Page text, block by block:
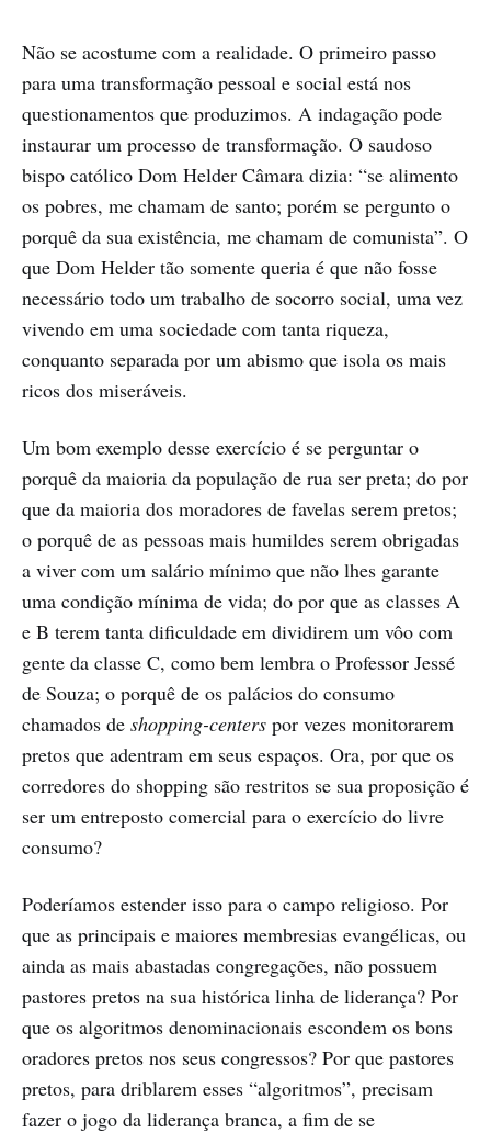
Não se acostume com a realidade. O primeiro passo
para uma transformação pessoal e social está nos
questionamentos que produzimos. A indagação pode
instaurar um processo de transformação. O saudoso
bispo católico Dom Helder Câmara dizia: “se alimento
os pobres, me chamam de santo; porém se pergunto o
porquê da sua existência, me chamam de comunista”. O
que Dom Helder tão somente queria é que não fosse
necessário todo um trabalho de socorro social, uma vez
vivendo em uma sociedade com tanta riqueza,
conquanto separada por um abismo que isola os mais
ricos dos miseráveis.
Um bom exemplo desse exercício é se perguntar o
porquê da maioria da população de rua ser preta; do por
que da maioria dos moradores de favelas serem pretos;
o porquê de as pessoas mais humildes serem obrigadas
a viver com um salário mínimo que não lhes garante
uma condição mínima de vida; do por que as classes A
e B terem tanta dificuldade em dividirem um vôo com
gente da classe C, como bem lembra o Professor Jessé
de Souza; o porquê de os palácios do consumo
chamados de shopping-centers por vezes monitorarem
pretos que adentram em seus espaços. Ora, por que os
corredores do shopping são restritos se sua proposição é
ser um entreposto comercial para o exercício do livre
consumo?
Poderíamos estender isso para o campo religioso. Por
que as principais e maiores membresias evangélicas, ou
ainda as mais abastadas congregações, não possuem
pastores pretos na sua histórica linha de liderança? Por
que os algoritmos denominacionais escondem os bons
oradores pretos nos seus congressos? Por que pastores
pretos, para driblarem esses “algoritmos”, precisam
fazer o jogo da liderança branca, a fim de se